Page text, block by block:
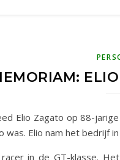
Elio Zagato op 88-
was. Elio nam het bedrijf
in de GT-klasse.